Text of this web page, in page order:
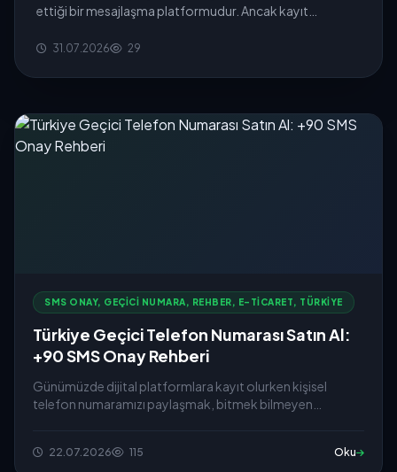
ettiği bir mesajlaşma platformudur. Ancak kayıt
31.07.2026 29
SMS ONAY, GEÇICI NUMARA, REHBER, E-TICARET, TÜRKIYE
Türkiye Geçici Telefon Numarası Satın Al:
+90 SMS Onay Rehberi
Günümüzde dijital platformlara kayıt olurken kişisel
telefon numaramızı paylaşmak, bitmek bilmeyen
22.07.2026 115 Oku